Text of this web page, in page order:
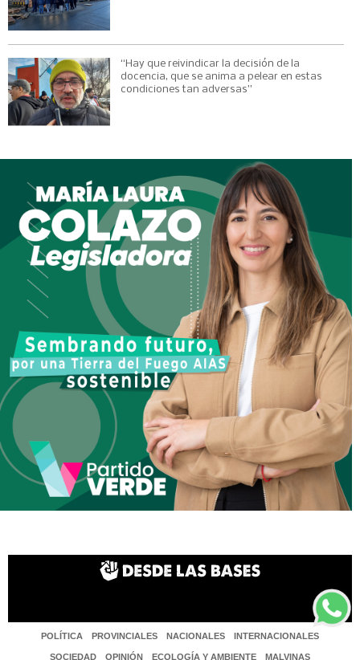
“Hay que reivindicar la decisión de la
docencia, que se anima a pelear en estas
condiciones tan adversas”
POLÍTICA PROVINCIALES NACIONALES INTERNACIONALES
SOCIEDAD OPINIÓN ECOLOGÍA Y AMBIENTE MALVINAS